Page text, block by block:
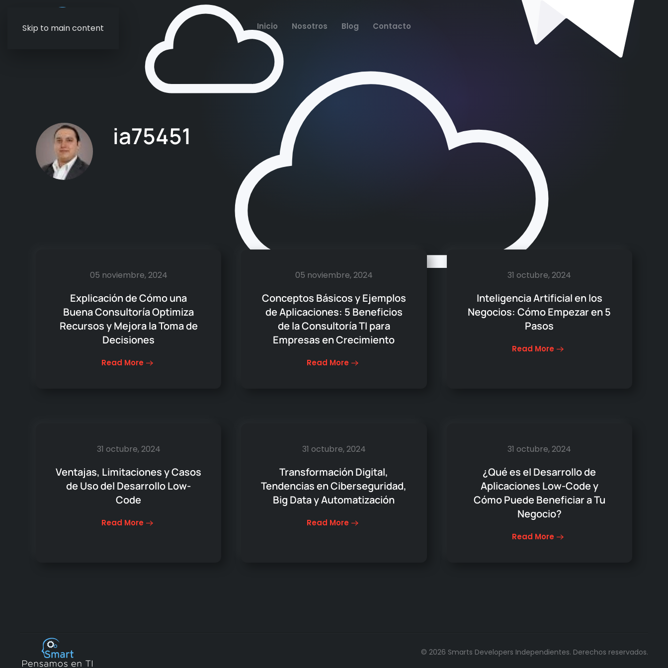
Skip to main content Inicio Nosotros Blog Contacto
ia75451
05 noviembre, 2024
Explicación de Cómo una
Buena Consultoría Optimiza
Recursos y Mejora la Toma de
Decisiones
Read More
05 noviembre, 2024
Conceptos Básicos y Ejemplos
de Aplicaciones: 5 Beneficios
de la Consultoría TI para
Empresas en Crecimiento
Read More
31 octubre, 2024
Inteligencia Artificial en los
Negocios: Cómo Empezar en 5
Pasos
Read More
31 octubre, 2024
Ventajas, Limitaciones y Casos
de Uso del Desarrollo Low-
Code
Read More
31 octubre, 2024
Transformación Digital,
Tendencias en Ciberseguridad,
Big Data y Automatización
Read More
31 octubre, 2024
¿Qué es el Desarrollo de
Aplicaciones Low-Code y
Cómo Puede Beneficiar a Tu
Negocio?
Read More
© 2026 Smarts Developers Independientes. Derechos reservados.